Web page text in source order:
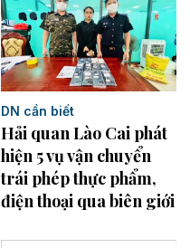
DN cần biết
Hải quan Lào Cai phát
hiện 5 vụ vận chuyển
trái phép thực phẩm,
điện thoại qua biên giới